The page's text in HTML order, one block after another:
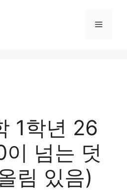
메
1학년 26
이 넘는 덧
림 있음)